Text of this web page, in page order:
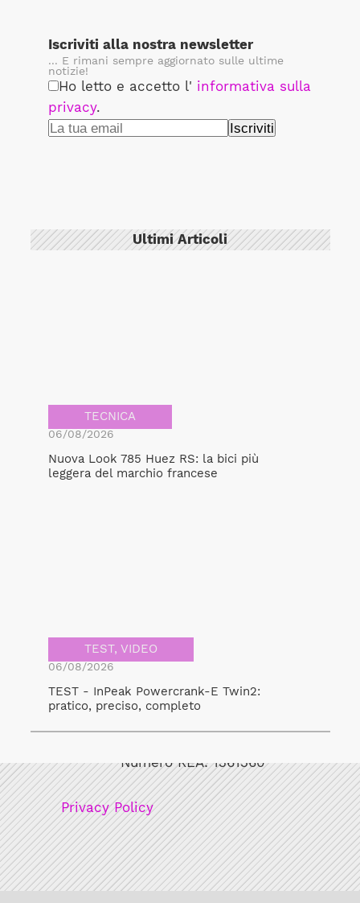
Iscriviti alla nostra newsletter
... E rimani sempre aggiornato sulle ultime
notizie!
Ho letto e accetto l' informativa sulla
privacy.
Ultimi Articoli
TECNICA
06/08/2026
Nuova Look 785 Huez RS: la bici più
leggera del marchio francese
TEST, VIDEO
06/08/2026
TEST - InPeak Powercrank-E Twin2:
pratico, preciso, completo
Numero REA: 1361360
Privacy Policy